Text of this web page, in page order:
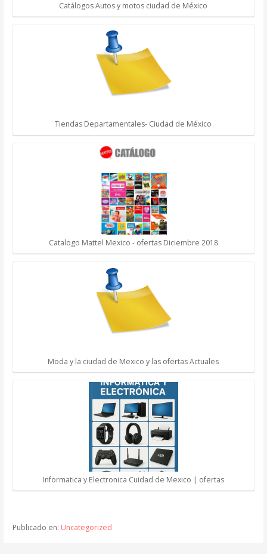
Catálogos Autos y motos ciudad de México
Tiendas Departamentales- Ciudad de México
Catalogo Mattel Mexico - ofertas Diciembre 2018
Moda y la ciudad de Mexico y las ofertas Actuales
Informatica y Electronica Cuidad de Mexico | ofertas
Publicado en: Uncategorized